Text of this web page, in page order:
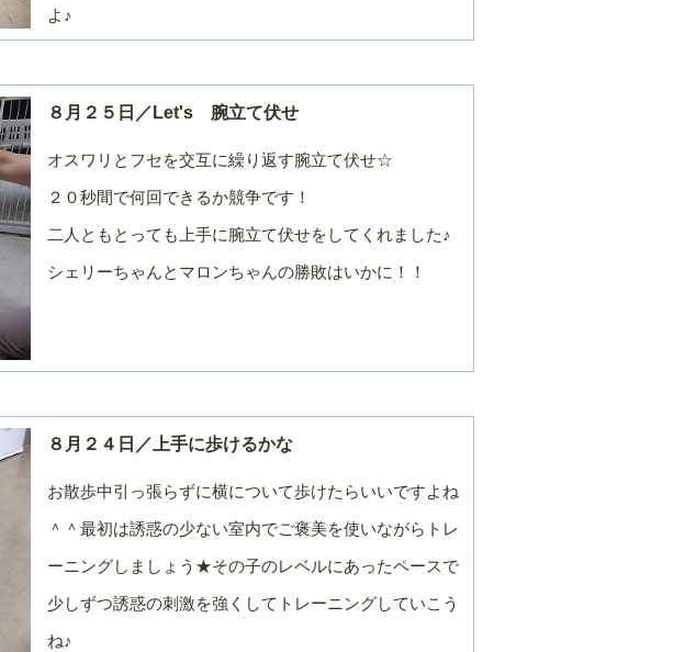
よ♪
８月２５日／Let's 腕立て伏せ
オスワリとフセを交互に繰り返す腕立て伏せ☆
２０秒間で何回できるか競争です！
二人ともとっても上手に腕立て伏せをしてくれました♪
シェリーちゃんとマロンちゃんの勝敗はいかに！！
８月２４日／上手に歩けるかな
お散歩中引っ張らずに横について歩けたらいいですよね
＾＾最初は誘惑の少ない室内でご褒美を使いながらトレ
ーニングしましょう★その子のレベルにあったペースで
少しずつ誘惑の刺激を強くしてトレーニングしていこう
ね♪